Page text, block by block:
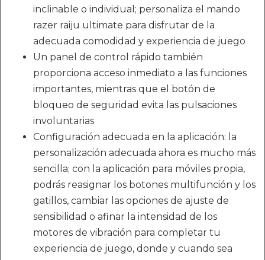
inclinable o individual; personaliza el mando
razer raiju ultimate para disfrutar de la
adecuada comodidad y experiencia de juego
Un panel de control rápido también
proporciona acceso inmediato a las funciones
importantes, mientras que el botón de
bloqueo de seguridad evita las pulsaciones
involuntarias
Configuración adecuada en la aplicación: la
personalización adecuada ahora es mucho más
sencilla; con la aplicación para móviles propia,
podrás reasignar los botones multifunción y los
gatillos, cambiar las opciones de ajuste de
sensibilidad o afinar la intensidad de los
motores de vibración para completar tu
experiencia de juego, donde y cuando sea